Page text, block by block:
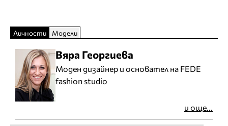
Личности Модели
Вяра Георгиева
Моден дизайнер и основател на FEDE
fashion studio
и още...